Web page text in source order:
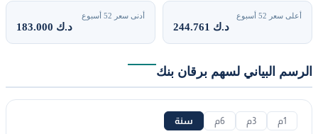
أعلى سعر 52 أسبوع
244.761 د.ك
أدنى سعر 52 أسبوع
183.000 د.ك
الرسم البياني لسهم برقان بنك
1م 3م 6م سنة